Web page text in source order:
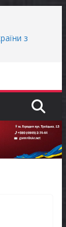
з
щодо
придбані